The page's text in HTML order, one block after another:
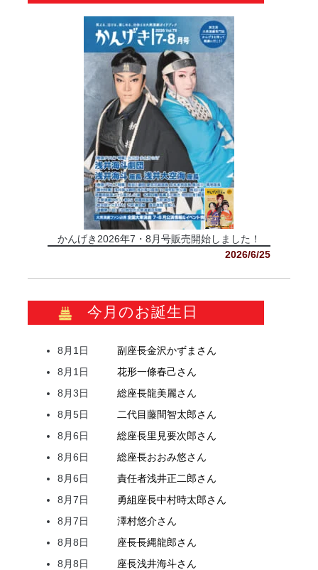
かんげき2026年7・8月号販売開始しました！
2026/6/25
今月のお誕生日
8月1日 副座長金沢かずま さん
8月1日
花形一條春己さん
8月3日
総座長龍美麗さん
8月5日
二代目藤間智太郎さん
8月6日
総座長里見要次郎さん
8月6日
総座長おおみ悠さん
8月6日
責任者浅井正二郎さん
8月7日
勇組座長中村時太郎さん
8月7日
澤村悠介さん
8月8日
座長長縄龍郎さん
8月8日
座長浅井海斗さん